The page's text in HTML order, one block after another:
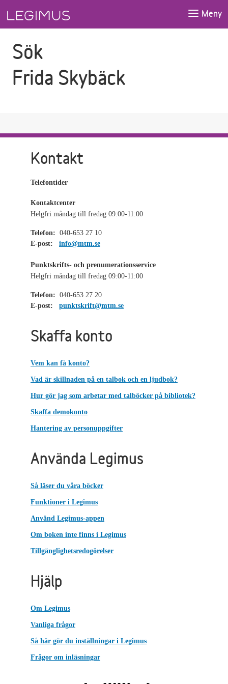
Meny
Sök
Frida Skybäck
Kontakt
Telefontider
Kontaktcenter
Helgfri måndag till fredag 09:00-11:00
Telefon: 040-653 27 10
E-post:
info@mtm.se
Punktskrifts- och prenumerationsservice
Helgfri måndag till fredag 09:00-11:00
Telefon: 040-653 27 20
E-post:
punktskrift@mtm.se
Skaffa konto
Vem kan få konto?
Vad är skillnaden på en talbok och en ljudbok?
Hur gör jag som arbetar med talböcker på bibliotek?
Skaffa demokonto
Hantering av personuppgifter
Använda Legimus
Så läser du våra böcker
Funktioner i Legimus
Använd Legimus-appen
Om boken inte finns i Legimus
Tillgänglighetsredogörelser
Hjälp
Om Legimus
Vanliga frågor
Så här gör du inställningar i Legimus
Frågor om inläsningar